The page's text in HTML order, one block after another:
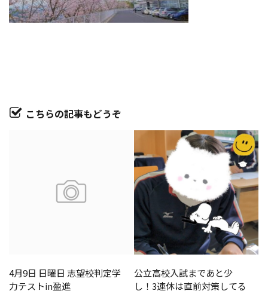
こちらの記事もどうぞ
4月9日 日曜日 志望校判定学
力テストin盈進
公立高校入試まであと少
し！3連休は直前対策してる